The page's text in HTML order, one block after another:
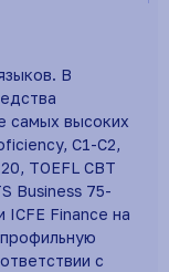
В
самых высоких
C1-C2,
TOEFL CBT
Business 75-
ICFE Finance на
с